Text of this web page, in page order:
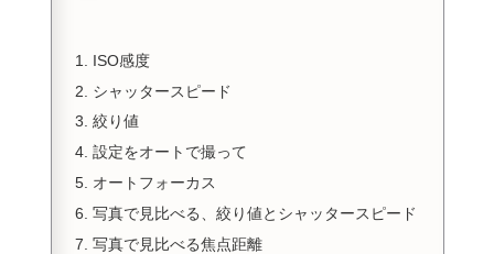
ISO感度
シャッタースピード
絞り値
設定をオートで撮って
オートフォーカス
写真で見比べる、絞り値とシャッタースピード
写真で見比べる焦点距離